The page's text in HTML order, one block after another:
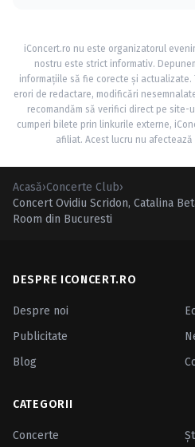
iConcert.ro nu este organizatorul
nostru este strict informativ.
informațiile să fie corecte și
erori de redactare, modificări
recomandăm să verifici direct pe site-
cumperi bilete prin linkurile externe,
afiliat. Acest lucru nu
Acasă›Concerte Club›
Concert Ovidiu Scridon, Catalina
Room din Bucuresti
DESPRE ICONCERT.RO
Despre noi
Publicitate
Blog
CATEGORII
Concerte